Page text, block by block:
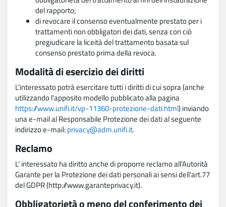
del rapporto;
di revocare il consenso eventualmente prestato per i
trattamenti non obbligatori dei dati, senza con ciò
pregiudicare la liceità del trattamento basata sul
consenso prestato prima della revoca.
Modalità di esercizio dei diritti
L'interessato potrà esercitare tutti i diritti di cui sopra (anche
utilizzando l'apposito modello pubblicato alla pagina
https://www.unifi.it/vp-11360-protezione-dati.html) inviando
una e-mail al Responsabile Protezione dei dati al seguente
indirizzo e-mail:privacy@adm.unifi.it.
Reclamo
L' interessato ha diritto anche di proporre reclamo all'Autorità
Garante per la Protezione dei dati personali ai sensi dell'art.77
del GDPR (http://www.garanteprivacy.it).
Obbligatorietà o meno del conferimento dei